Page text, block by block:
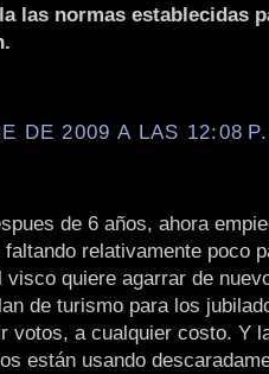
las normas establecidas
DE 2009 A LAS 12:08
de 6 años, ahora
relativamente poco
visco quiere agarrar de
de turismo para los
votos, a cualquier costo. Y
están usando